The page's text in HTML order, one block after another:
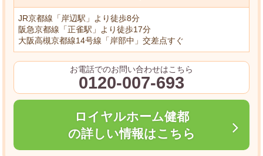
JR京都線「岸辺駅」より徒歩8分
阪急京都線「正雀駅」より徒歩17分
大阪高槻京都線14号線「岸部中」交差点すぐ
お電話でのお問い合わせはこちら
0120-007-693
ロイヤルホーム健都
の詳しい情報はこちら